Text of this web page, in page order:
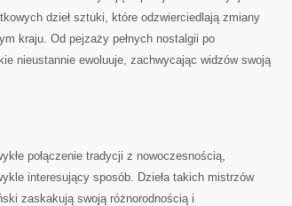
dzieł ⁤sztuki, które ‍odzwierciedlają zmiany
kraju. Od⁤ pejzaży ⁢pełnych⁣ nostalgii po
nieustannie ewoluuje,‍ zachwycając widzów ⁣swoją
połączenie tradycji z nowoczesnością,
interesujący sposób.⁤ Dzieła takich mistrzów‌
zaskakują ⁤swoją różnorodnością i